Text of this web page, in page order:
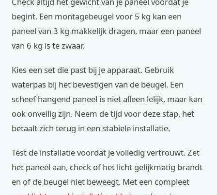
begint. Een montagebeugel voor 5 kg kan een
paneel van 3 kg makkelijk dragen, maar een paneel
van 6 kg is te zwaar.
Kies een set die past bij je apparaat. Gebruik
waterpas bij het bevestigen van de beugel. Een
scheef hangend paneel is niet alleen lelijk, maar kan
ook onveilig zijn. Neem de tijd voor deze stap, het
betaalt zich terug in een stabiele installatie.
Test de installatie voordat je volledig vertrouwt. Zet
het paneel aan, check of het licht gelijkmatig brandt
en of de beugel niet beweegt. Met een compleet